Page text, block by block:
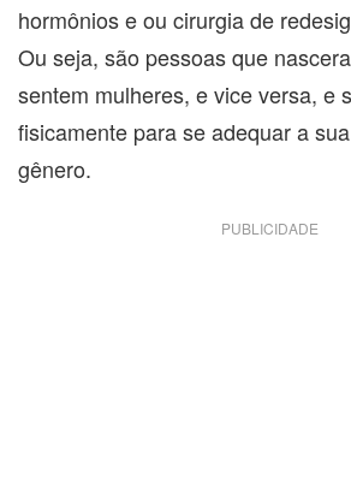
hormônios e ou cirurgia de
Ou seja, são pessoas que
sentem mulheres, e vice versa, e
fisicamente para se adequar a
gênero.
PUBLICIDADE